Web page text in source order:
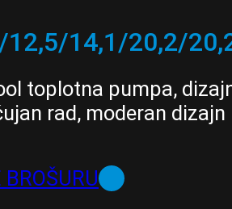
14,1/20,2/
toplotna pumpa,
rad, moderan